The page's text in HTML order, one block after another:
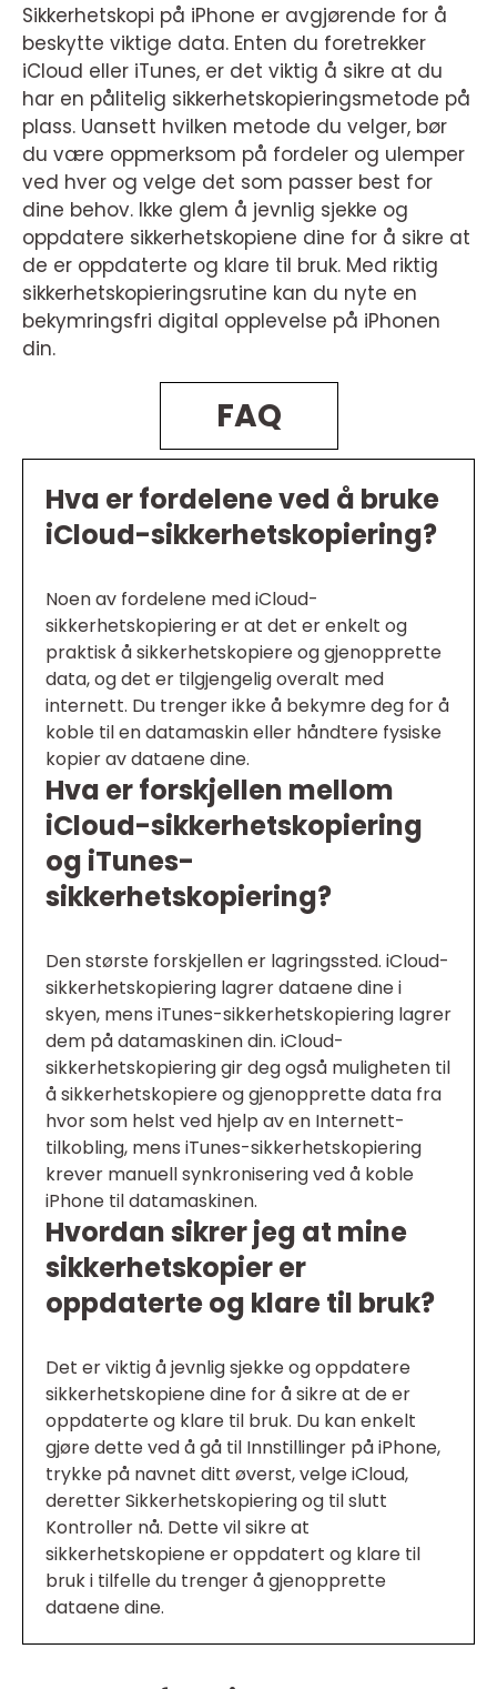
Sikkerhetskopi på iPhone er avgjørende for å
beskytte viktige data. Enten du foretrekker
iCloud eller iTunes, er det viktig å sikre at du
har en pålitelig sikkerhetskopieringsmetode på
plass. Uansett hvilken metode du velger, bør
du være oppmerksom på fordeler og ulemper
ved hver og velge det som passer best for
dine behov. Ikke glem å jevnlig sjekke og
oppdatere sikkerhetskopiene dine for å sikre at
de er oppdaterte og klare til bruk. Med riktig
sikkerhetskopieringsrutine kan du nyte en
bekymringsfri digital opplevelse på iPhonen
din.
FAQ
Hva er fordelene ved å bruke
iCloud-sikkerhetskopiering?
Noen av fordelene med iCloud-
sikkerhetskopiering er at det er enkelt og
praktisk å sikkerhetskopiere og gjenopprette
data, og det er tilgjengelig overalt med
internett. Du trenger ikke å bekymre deg for å
koble til en datamaskin eller håndtere fysiske
kopier av dataene dine.
Hva er forskjellen mellom
iCloud-sikkerhetskopiering
og iTunes-
sikkerhetskopiering?
Den største forskjellen er lagringssted. iCloud-
sikkerhetskopiering lagrer dataene dine i
skyen, mens iTunes-sikkerhetskopiering lagrer
dem på datamaskinen din. iCloud-
sikkerhetskopiering gir deg også muligheten til
å sikkerhetskopiere og gjenopprette data fra
hvor som helst ved hjelp av en Internett-
tilkobling, mens iTunes-sikkerhetskopiering
krever manuell synkronisering ved å koble
iPhone til datamaskinen.
Hvordan sikrer jeg at mine
sikkerhetskopier er
oppdaterte og klare til bruk?
Det er viktig å jevnlig sjekke og oppdatere
sikkerhetskopiene dine for å sikre at de er
oppdaterte og klare til bruk. Du kan enkelt
gjøre dette ved å gå til Innstillinger på iPhone,
trykke på navnet ditt øverst, velge iCloud,
deretter Sikkerhetskopiering og til slutt
Kontroller nå. Dette vil sikre at
sikkerhetskopiene er oppdatert og klare til
bruk i tilfelle du trenger å gjenopprette
dataene dine.